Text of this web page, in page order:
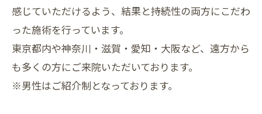
感じていただけるよう、結果と持続性の両方にこだわ
った施術を行っています。
東京都内や神奈川・滋賀・愛知・大阪など、遠方から
も多くの方にご来院いただいております。
※男性はご紹介制となっております。